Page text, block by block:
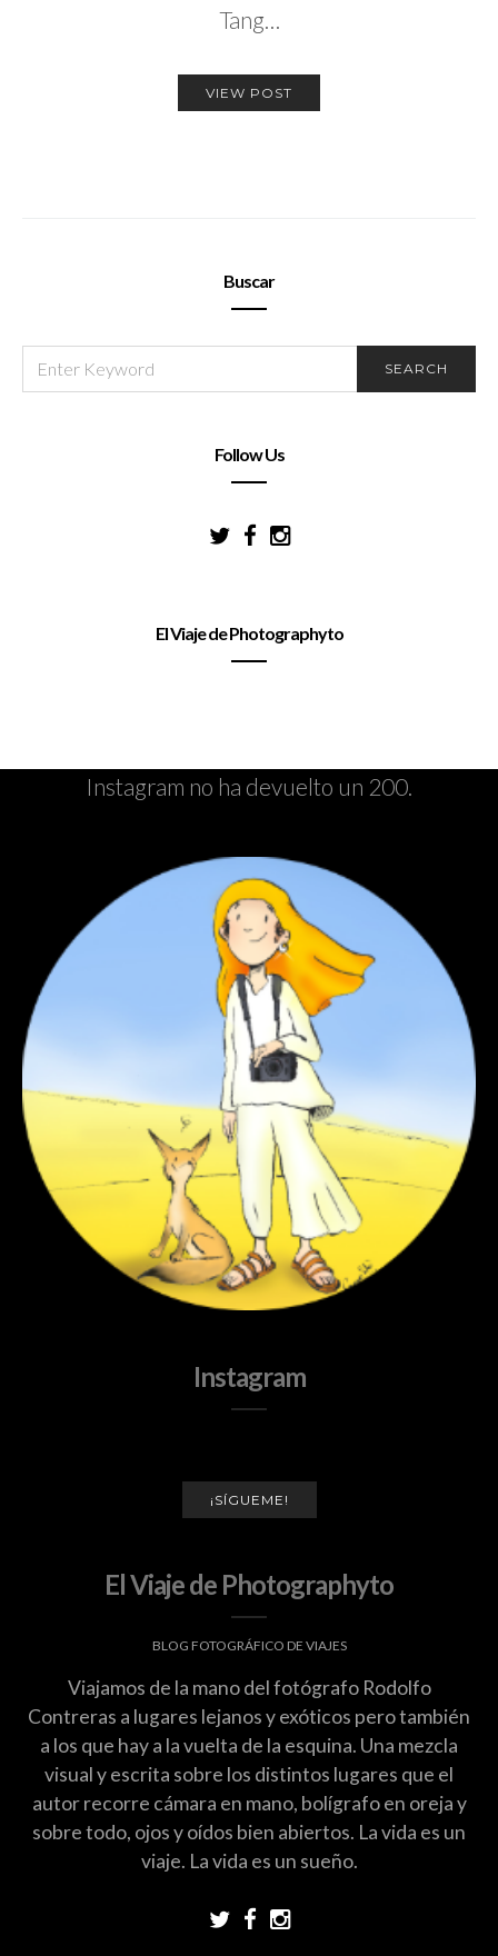
Tang…
VIEW POST
Buscar
FOR:
SEARCH
Follow Us
El Viaje de Photographyto
Instagram no ha devuelto un 200.
Instagram
¡SÍGUEME!
El Viaje de Photographyto
BLOG FOTOGRÁFICO DE VIAJES
Viajamos de la mano del fotógrafo Rodolfo
Contreras a lugares lejanos y exóticos pero también
a los que hay a la vuelta de la esquina. Una mezcla
visual y escrita sobre los distintos lugares que el
autor recorre cámara en mano, bolígrafo en oreja y
sobre todo, ojos y oídos bien abiertos. La vida es un
viaje. La vida es un sueño.